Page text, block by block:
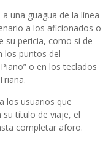
una guagua de la línea
a los aficionados o
su pericia, como si de
los puntos del
o en los teclados
los usuarios que
título de viaje, el
completar aforo.